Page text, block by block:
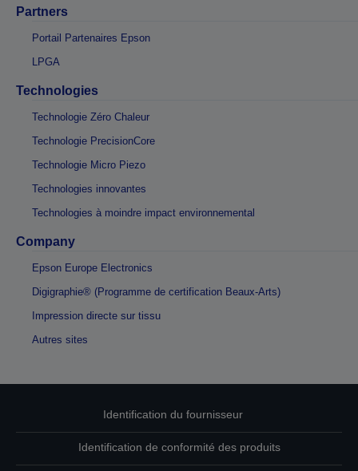
Partners
Portail Partenaires Epson
LPGA
Technologies
Technologie Zéro Chaleur
Technologie PrecisionCore
Technologie Micro Piezo
Technologies innovantes
Technologies à moindre impact environnemental
Company
Epson Europe Electronics
Digigraphie® (Programme de certification Beaux-Arts)
Impression directe sur tissu
Autres sites
Identification du fournisseur
Identification de conformité des produits